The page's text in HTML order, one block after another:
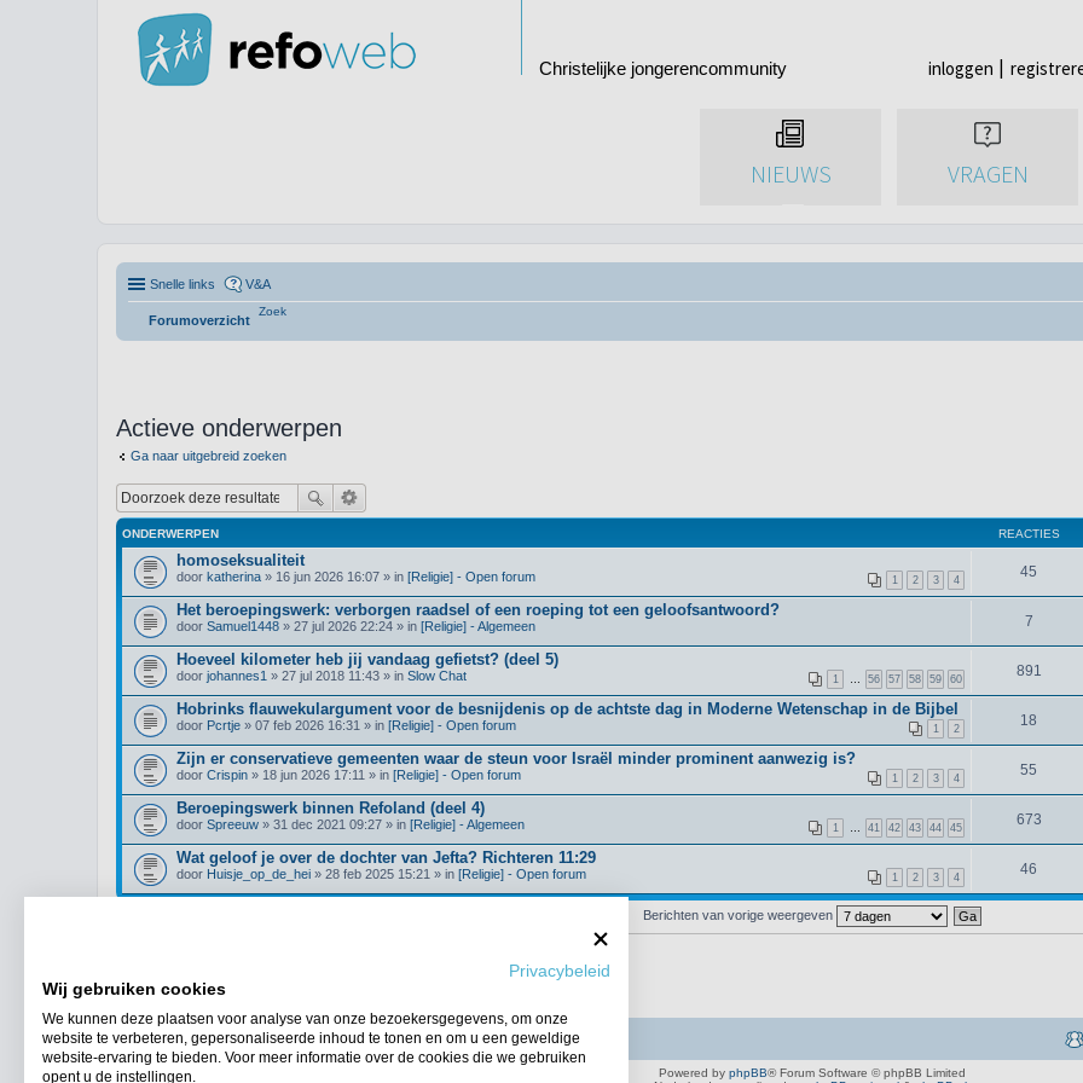
Christelijke jongerencommunity inloggen
NIEUWS VRAGEN
Snelle links V&A
Forumoverzicht
Zoek
Actieve onderwerpen
Ga naar uitgebreid zoeken
ONDERWERPEN REACTIES
homoseksualiteit
1 2 3 4
door katherina » 16 jun 2026 16:07 » in [Religie] - Open forum 45
Het beroepingswerk: verborgen raadsel of een roeping tot een geloofsantwoord?
door Samuel1448 » 27 jul 2026 22:24 » in [Religie] - Algemeen 7
Hoeveel kilometer heb jij vandaag gefietst? (deel 5)
1 … 56 57 58 59 60
door johannes1 » 27 jul 2018 11:43 » in Slow Chat 891
Hobrinks flauwekulargument voor de besnijdenis op de achtste dag in Moderne Wetenschap in de Bijbel
1 2
door Pcrtje » 07 feb 2026 16:31 » in [Religie] - Open forum 18
Zijn er conservatieve gemeenten waar de steun voor Israël minder prominent aanwezig is?
1 2 3 4
door Crispin » 18 jun 2026 17:11 » in [Religie] - Open forum 55
Beroepingswerk binnen Refoland (deel 4)
1 … 41 42 43 44 45
door Spreeuw » 31 dec 2021 09:27 » in [Religie] - Algemeen 673
Wat geloof je over de dochter van Jefta? Richteren 11:29
1 2 3 4
door Huisje_op_de_hei » 28 feb 2025 15:21 » in [Religie] - Open forum 46
Berichten van vorige weergeven
Forumoverzicht
Powered by phpBB® Forum Software © phpBB Limited
Privacybeleid
Wij gebruiken cookies
We kunnen deze plaatsen voor analyse van onze bezoekersgegevens, om onze
website te verbeteren, gepersonaliseerde inhoud te tonen en om u een geweldige
website-ervaring te bieden. Voor meer informatie over de cookies die we gebruiken
opent u de instellingen.